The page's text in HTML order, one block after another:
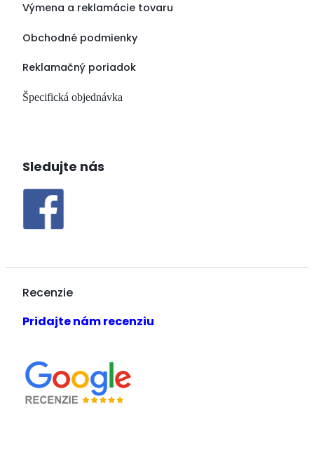
Výmena a reklamácie tovaru
Obchodné podmienky
Reklamačný poriadok
Špecifická objednávka
Sledujte nás
Recenzie
Pridajte nám recenziu